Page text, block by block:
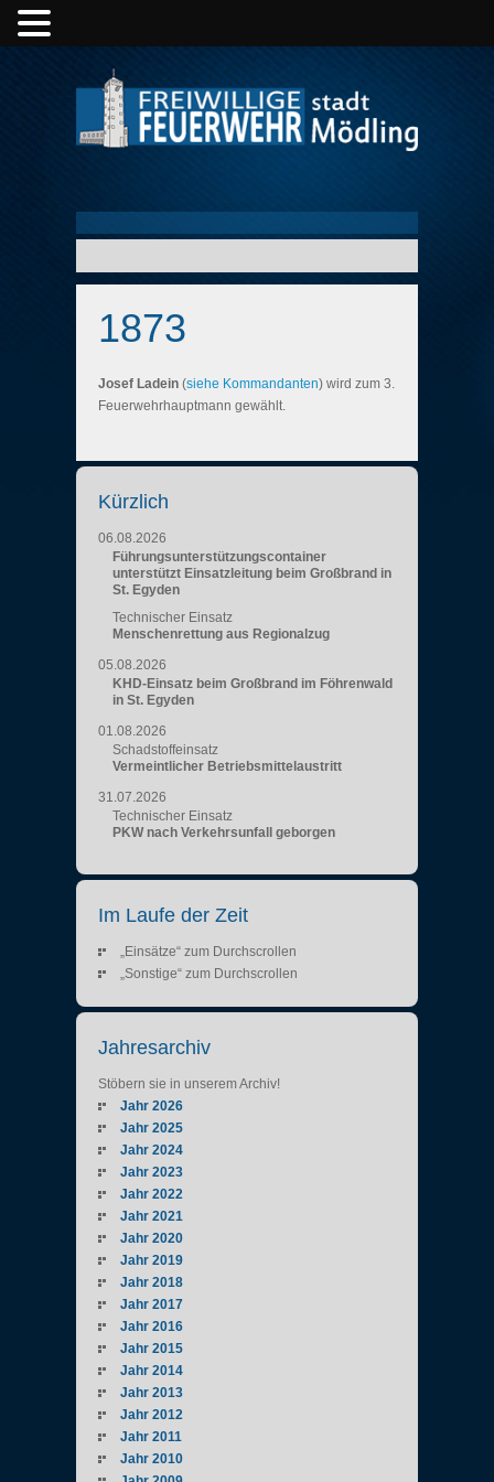
1873
Josef Ladein (siehe Kommandanten) wird zum 3.
Feuerwehrhauptmann gewählt.
Kürzlich
06.08.2026
Führungsunterstützungscontainer
unterstützt Einsatzleitung beim Großbrand in
St. Egyden
Technischer Einsatz
Menschenrettung aus Regionalzug
05.08.2026
KHD-Einsatz beim Großbrand im Föhrenwald
in St. Egyden
01.08.2026
Schadstoffeinsatz
Vermeintlicher Betriebsmittelaustritt
31.07.2026
Technischer Einsatz
PKW nach Verkehrsunfall geborgen
Im Laufe der Zeit
„Einsätze“ zum Durchscrollen
„Sonstige“ zum Durchscrollen
Jahresarchiv
Stöbern sie in unserem Archiv!
Jahr 2026
Jahr 2025
Jahr 2024
Jahr 2023
Jahr 2022
Jahr 2021
Jahr 2020
Jahr 2019
Jahr 2018
Jahr 2017
Jahr 2016
Jahr 2015
Jahr 2014
Jahr 2013
Jahr 2012
Jahr 2011
Jahr 2010